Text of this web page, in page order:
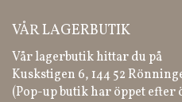
VÅR LAGERBUTIK
Vår lagerbutik hittar du på
Kuskstigen 6, 144 52
(Pop-up butik har öppet efter